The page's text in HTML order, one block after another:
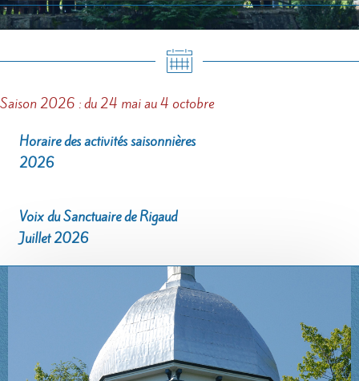
Saison 2026 : du 24 mai au 4 octobre
Horaire des activités saisonnières
2026
Voix du Sanctuaire de Rigaud
Juillet 2026